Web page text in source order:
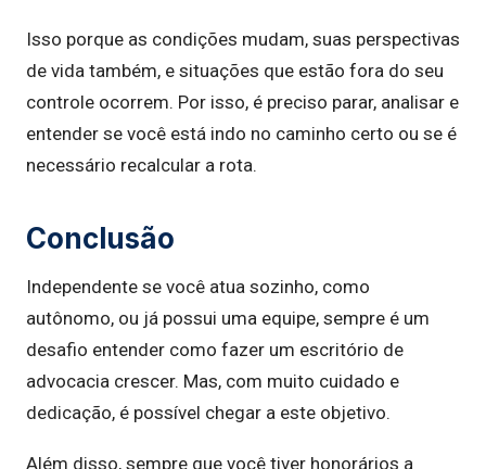
Isso porque as condições mudam, suas perspectivas
de vida também, e situações que estão fora do seu
controle ocorrem. Por isso, é preciso parar, analisar e
entender se você está indo no caminho certo ou se é
necessário recalcular a rota.
Conclusão
Independente se você atua sozinho, como
autônomo, ou já possui uma equipe, sempre é um
desafio entender como fazer um escritório de
advocacia crescer. Mas, com muito cuidado e
dedicação, é possível chegar a este objetivo.
Além disso, sempre que você tiver honorários a